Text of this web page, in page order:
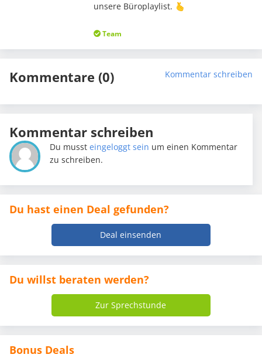
unsere Büroplaylist. 🫰
Team
Kommentare (0) Kommentar schreiben
Kommentar schreiben
Du mussteingeloggt sein um einen Kommentar
zu schreiben.
Du hast einen Deal gefunden?
Deal einsenden
Du willst beraten werden?
Zur Sprechstunde
Bonus Deals